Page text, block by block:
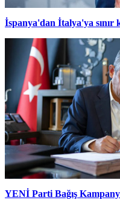
İspanya'dan İtalya'ya
YENİ Parti Bağış